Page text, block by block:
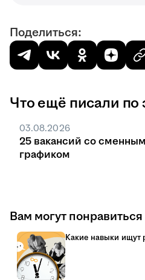
Поделиться:
Что ещё писали по
03.08.2026
25 вакансий со сменным
графиком
Вам могут понравиться
Какие навыки ищут